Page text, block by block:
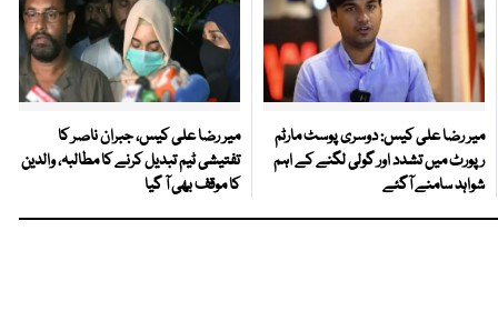
میر رضا علی کیس: دوسری پوسٹ مارٹم
رپورٹ میں تشدد اور گولی لگنے کے اہم
شواہد سامنے آگئے
میر رضا علی کیس، جبران ناصر کا
تفتیشی ٹیم تبدیل کرنے کا مطالبہ، والدین
کا موقف بھی آ گیا